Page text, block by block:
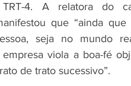
4. A relatora do
que “ainda
seja no mundo
viola a boa-fé
de trato sucessivo”.